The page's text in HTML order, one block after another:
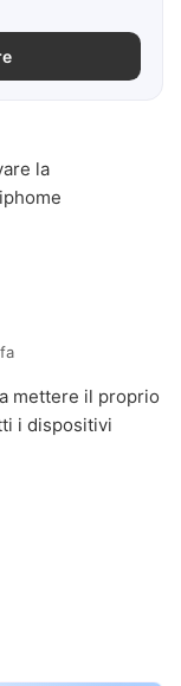
la
mettere il proprio
i dispositivi